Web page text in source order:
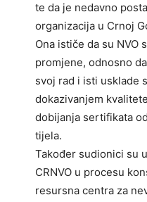
te da je nedavno
organizacija u Crnoj
Ona ističe da su NVO
promjene, odnosno
svoj rad i isti usklade
dokazivanjem
dobijanja sertifikata
tijela.
Također sudionici su
CRNVO u procesu
resursna centra za